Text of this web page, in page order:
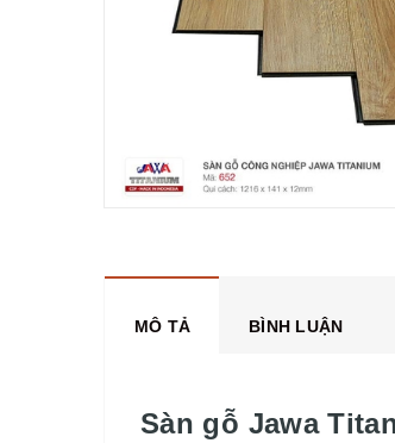
MÔ TẢ BÌNH LUẬN
Sàn gỗ Jawa